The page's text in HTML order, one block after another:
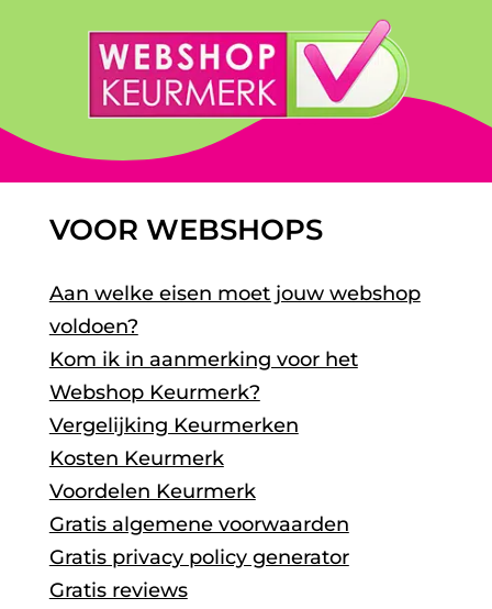
VOOR WEBSHOPS
Aan welke eisen moet jouw webshop
voldoen?
Kom ik in aanmerking voor het
Webshop Keurmerk?
Vergelijking Keurmerken
Kosten Keurmerk
Voordelen Keurmerk
Gratis algemene voorwaarden
Gratis privacy policy generator
Gratis reviews